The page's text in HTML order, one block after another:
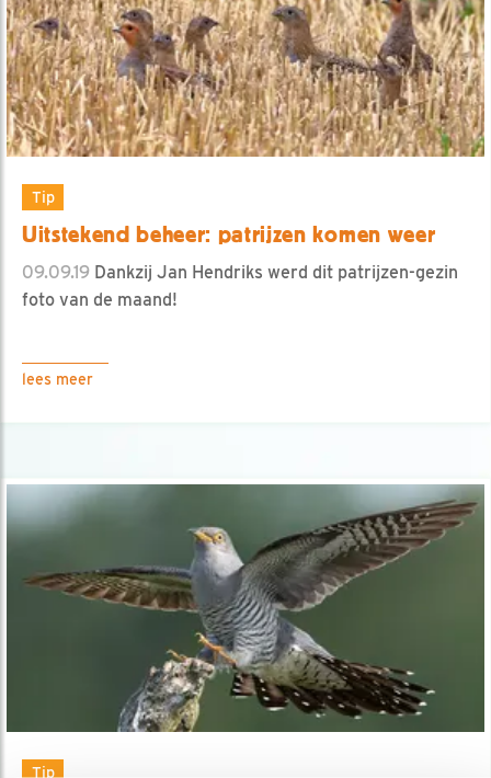
Tip
Uitstekend beheer: patrijzen komen weer
09.09.19 Dankzij Jan Hendriks werd dit patrijzen-gezin
foto van de maand!
lees meer
Tip